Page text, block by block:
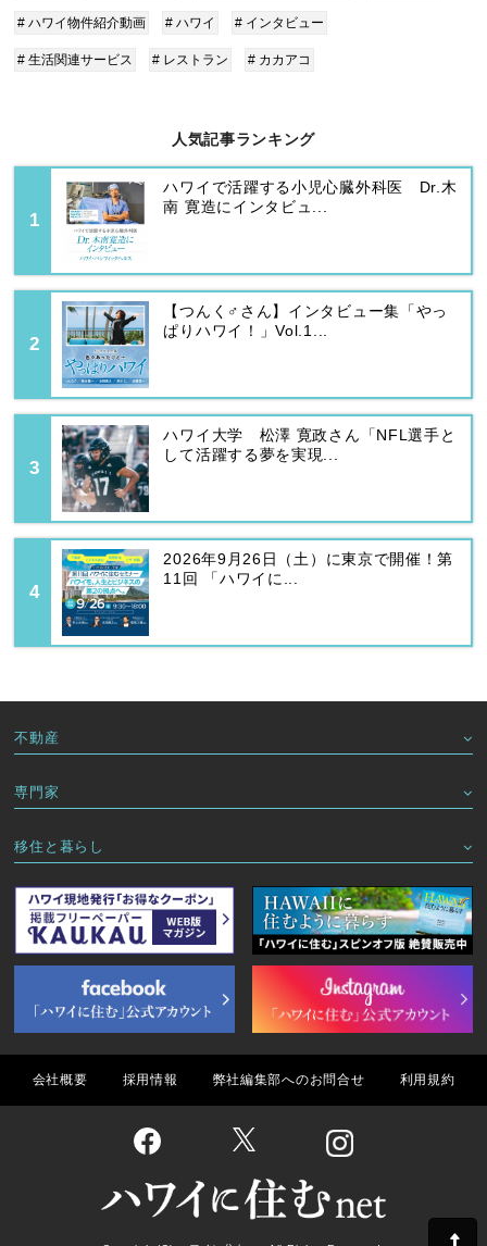
# ハワイ物件紹介動画 # ハワイ # インタビュー
# 生活関連サービス # レストラン # カカアコ
人気記事ランキング
ハワイで活躍する小児心臓外科医 Dr.木
南 寛造にインタビュ...
【つんく♂さん】インタビュー集「やっ
ぱりハワイ！」Vol.1...
ハワイ大学 松澤 寛政さん「NFL選手と
して活躍する夢を実現...
2026年9月26日（土）に東京で開催！第
11回 「ハワイに...
不動産
専門家
移住と暮らし
会社概要 採用情報 弊社編集部へのお問合せ 利用規約